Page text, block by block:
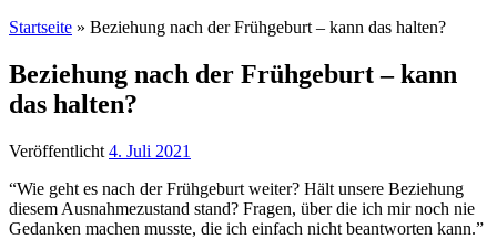
Startseite » Beziehung nach der Frühgeburt – kann das halten?
Beziehung nach der Frühgeburt – kann
das halten?
Veröffentlicht 4. Juli 2021
“Wie geht es nach der Frühgeburt weiter? Hält unsere Beziehung
diesem Ausnahmezustand stand? Fragen, über die ich mir noch nie
Gedanken machen musste, die ich einfach nicht beantworten kann.”